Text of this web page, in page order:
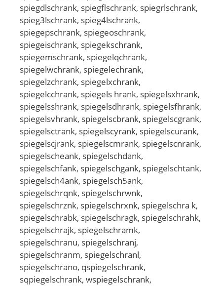
spiegdlschrank, spiegflschrank, spiegrlschrank,
spieg3lschrank, spieg4lschrank,
spiegepschrank, spiegeoschrank,
spiegeischrank, spiegekschrank,
spiegemschrank, spiegelqchrank,
spiegelwchrank, spiegelechrank,
spiegelzchrank, spiegelxchrank,
spiegelcchrank, spiegels hrank, spiegelsxhrank,
spiegelsshrank, spiegelsdhrank, spiegelsfhrank,
spiegelsvhrank, spiegelscbrank, spiegelscgrank,
spiegelsctrank, spiegelscyrank, spiegelscurank,
spiegelscjrank, spiegelscmrank, spiegelscnrank,
spiegelscheank, spiegelschdank,
spiegelschfank, spiegelschgank, spiegelschtank,
spiegelsch4ank, spiegelsch5ank,
spiegelschrqnk, spiegelschrwnk,
spiegelschrznk, spiegelschrxnk, spiegelschra k,
spiegelschrabk, spiegelschragk, spiegelschrahk,
spiegelschrajk, spiegelschramk,
spiegelschranu, spiegelschranj,
spiegelschranm, spiegelschranl,
spiegelschrano, qspiegelschrank,
sqpiegelschrank, wspiegelschrank,